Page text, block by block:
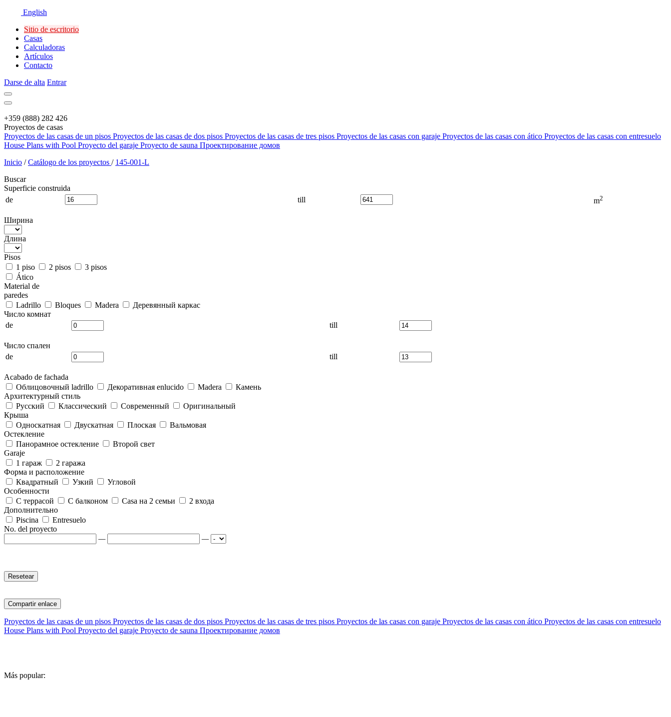
English
Sitio de escritorio
Сasas
Calculadoras
Artículos
Contacto
Darse de alta Entrar
+359 (888) 282 426
Proyectos de casas
Proyectos de las casas de un pisos Proyectos de las casas de dos pisos Proyectos de las casas de tres pisos Proyectos de las casas con garaje Proyectos de las casas con ático Proyectos de las casas con entresuelo
House Plans with Pool Proyecto del garaje Proyecto de sauna Проектирование домов
Inicio / Catálogo de los proyectos / 145-001-L
Buscar
Superficie construida
de
till m2
Ширина
Длина
Pisos
1 piso
2 pisos
3 pisos
Ático
Material de
paredes
Ladrillo
Bloques Madera
Деревянный каркас
Число комнат
de
till
Число спален
de
till
Acabado de fachada
Облицовочный ladrillo
Декоративная enlucido Madera
Камень
Архитектурный стиль
Русский
Классический Современный
Оригинальный
Крыша
Односкатная
Двускатная Плоская
Вальмовая
Остекление
Панорамное остекление
Второй свет
Garaje
1 гараж
2 гаража
Форма и расположение
Квадратный
Узкий
Угловой
Особенности
С террасой
С балконом Casa на 2 семьи
2 входа
Дополнительно
Piscina
Entresuelo
No. del proyecto
—
—
Compartir enlace
Proyectos de las casas de un pisos Proyectos de las casas de dos pisos Proyectos de las casas de tres pisos Proyectos de las casas con garaje Proyectos de las casas con ático Proyectos de las casas con entresuelo
House Plans with Pool Proyecto del garaje Proyecto de sauna Проектирование домов
Más popular: